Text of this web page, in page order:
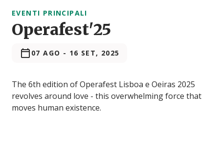
EVENTI PRINCIPALI
Operafest'25
07 AGO - 16 SET, 2025
The 6th edition of Operafest Lisboa e Oeiras 2025
revolves around love - this overwhelming force that
moves human existence.